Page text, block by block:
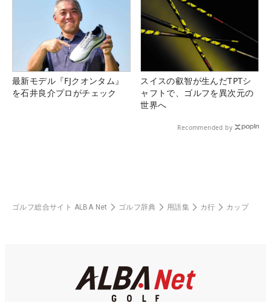
最新モデル『FJクオンタム』
を石井良介プロがチェック
スイスの叡智が生んだTPTシ
ャフトで、ゴルフを異次元の
世界へ
Recommended by
ゴルフ総合サイト ALBA Net ゴルフ辞典 用語集 カ行 カップ